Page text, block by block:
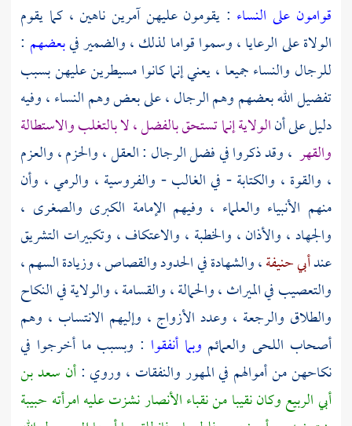
قوامون على النساء : يقومون عليهن آمرين ناهين ، كما يقوم
الولاة على الرعايا ، وسموا قواما لذلك ، والضمير فيبعضهم :
للرجال والنساء جميعا ، يعني إنما كانوا مسيطرين عليهن بسبب
تفضيل الله بعضهم وهم الرجال ، على بعض وهم النساء ، وفيه
دليل على أنالولاية إنما تستحق بالفضل ، لا بالتغلب والاستطالة
والقهر ، وقد ذكروا في فضل الرجال : العقل ، والحزم ، والعزم
، والقوة ، والكتابة - في الغالب - والفروسية ، والرمي ، وأن
منهم الأنبياء والعلماء ، وفيهم الإمامة الكبرى والصغرى ،
والجهاد ، والأذان ، والخطبة ، والاعتكاف ، وتكبيرات التشريق
عندأبي حنيفة، والشهادة في الحدود والقصاص ، وزيادة السهم ،
والتعصيب في الميراث ، والحمالة ، والقسامة ، والولاية في النكاح
والطلاق والرجعة ، وعدد الأزواج ، وإليهم الانتساب ، وهم
أصحاب اللحى والعمائم وبما أنفقوا : وبسبب ما أخرجوا في
نكاحهن من أموالهم في المهور والنفقات ، وروي :أن سعد بن
أبي الربيعوكان نقيبا من نقباءالأنصارنشزت عليه امرأته حبيبة